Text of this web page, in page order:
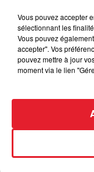
Vous pouvez accepter
sélectionnant les
Vous pouvez
accepter". Vos
pouvez mettre à jour
moment via le lien